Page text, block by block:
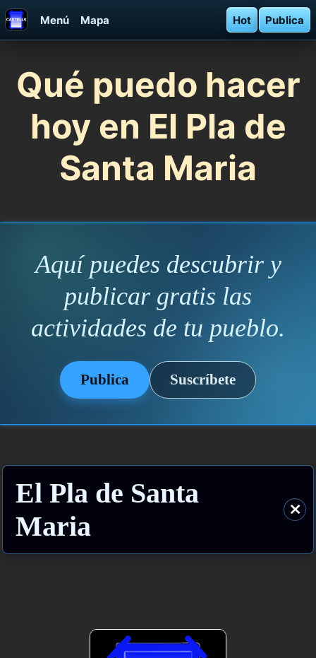
Menú Mapa Hot Publica
Qué puedo hacer
hoy en El Pla de
Santa Maria
Aquí puedes descubrir y
publicar gratis las
actividades de tu pueblo.
Publica Suscríbete
El Pla de Santa
Maria
⨯